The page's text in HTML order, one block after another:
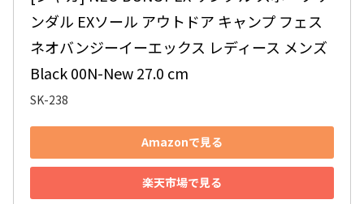
ンダル EXソール アウトドア キャンプ フェス
ネオバンジーイーエックス レディース メンズ
Black 00N-New 27.0 cm
SK-238
Amazonで見る
楽天市場で見る